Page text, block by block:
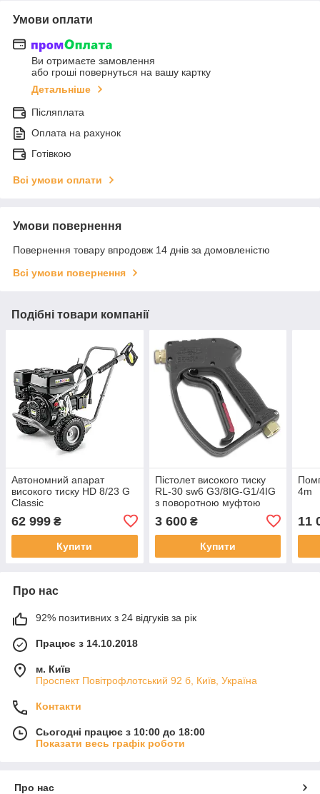
Умови оплати
Ви отримаєте замовлення
або гроші повернуться на вашу картку
Детальніше
Післяплата
Оплата на рахунок
Готівкою
Всі умови оплати
Умови повернення
Повернення товару впродовж 14 днів за домовленістю
Всі умови повернення
Подібні товари компанії
Автономний апарат
високого тиску HD 8/23 G
Classic
62 999 ₴
Купити
Пістолет високого тиску
RL-30 sw6 G3/8IG-G1/4IG
з поворотною муфтою
3 600₴
Купити
4m
11
Про нас
92% позитивних з 24 відгуків за рік
Працює з 14.10.2018
м. Київ
Проспект Повітрофлотський 92 б, Київ, Україна
Контакти
Сьогодні працює з 10:00 до 18:00
Показати весь графік роботи
Про нас